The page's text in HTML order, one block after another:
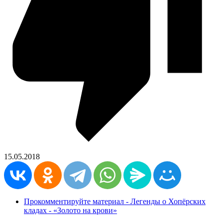
15.05.2018
Прокомментируйте материал - Легенды о Хопёрских
кладах - «Золото на крови»